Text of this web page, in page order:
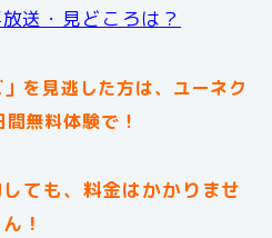
送・見どころは？
を見逃した方は、ユーネク
無料体験で！
ても、料金はかかりませ
ん！